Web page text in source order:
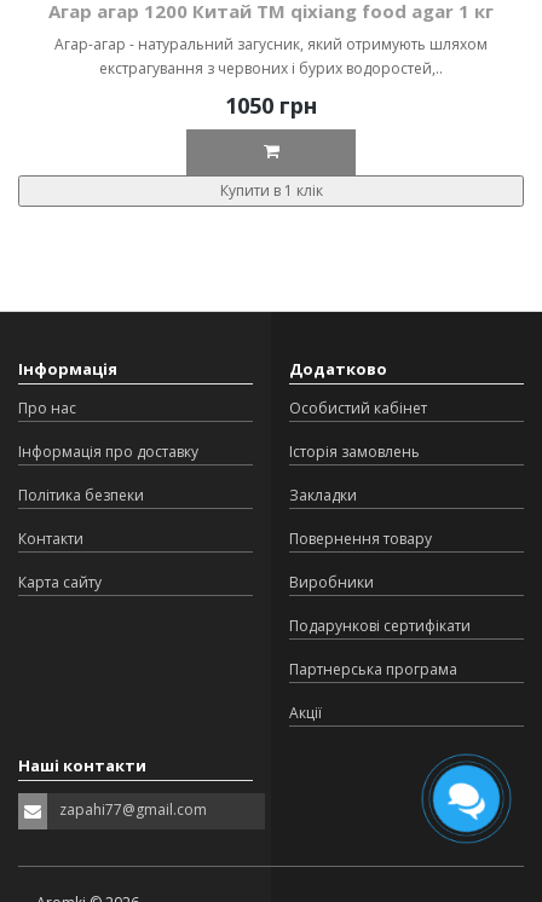
Агар агар 1200 Китай ТМ qixiang food agar 1 кг
Агар-агар - натуральний загусник, який отримують шляхом
екстрагування з червоних і бурих водоростей,..
1050 грн
Купити в 1 клік
Інформація
Про нас
Інформація про доставку
Політика безпеки
Контакти
Карта сайту
Додатково
Особистий кабінет
Історія замовлень
Закладки
Повернення товару
Виробники
Подарункові сертифікати
Партнерська програма
Акції
Наші контакти
zapahi77@gmail.com